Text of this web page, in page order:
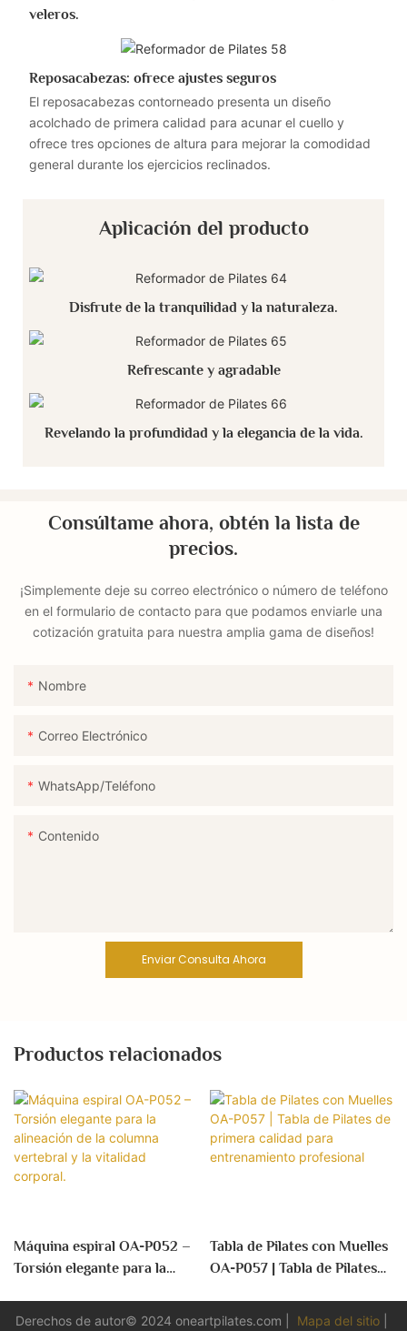
veleros.
Reposacabezas: ofrece ajustes seguros
El reposacabezas contorneado presenta un diseño
acolchado de primera calidad para acunar el cuello y
ofrece tres opciones de altura para mejorar la comodidad
general durante los ejercicios reclinados.
Aplicación del producto
Disfrute de la tranquilidad y la naturaleza.
Refrescante y agradable
Revelando la profundidad y la elegancia de la vida.
Consúltame ahora, obtén la lista de
precios.
¡Simplemente deje su correo electrónico o número de teléfono
en el formulario de contacto para que podamos enviarle una
cotización gratuita para nuestra amplia gama de diseños!
Nombre
Correo Electrónico
WhatsApp/Teléfono
Contenido
Enviar Consulta Ahora
Productos relacionados
Máquina espiral OA-P052 –
Torsión elegante para la
vertebral y la vitalidad
Tabla de Pilates con Muelles
OA-P057 | Tabla de Pilates
entrenamiento profesional
Derechos de autor© 2024 oneartpilates.com Mapa del sitio